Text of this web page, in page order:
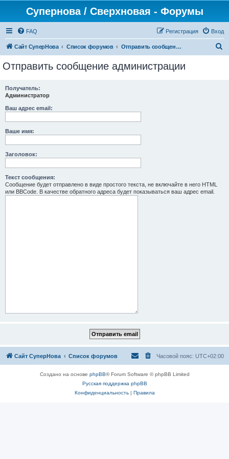
Супернова / Сверхновая - Форумы
FAQ Вход
Регистрация
Сайт СуперНова Список форумов Отправить сообщение администрации
Отправить сообщение администрации
Получатель:
Администратор
Ваш адрес email:
Ваше имя:
Заголовок:
Текст сообщения:
Сообщение будет отправлено в виде простого текста, не включайте в него HTML
или BBCode. В качестве обратного адреса будет показываться ваш адрес email.
Сайт СуперНова Список форумов Часовой пояс: UTC+02:00
Создано на основе phpBB® Forum Software © phpBB Limited
Русская поддержка phpBB
Конфиденциальность| Правила